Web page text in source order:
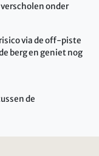
onder
via de off-piste
berg en geniet nog
de